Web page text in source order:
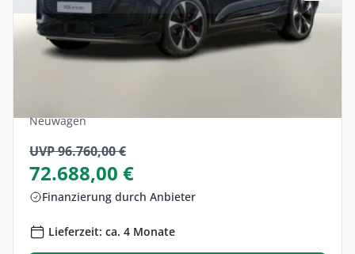
Privat & Gewerbe
Audi SQ6 e-tron Tech+ Matrix Nav
Neuwagen
UVP 96.760,00 €
72.688,00 €
Finanzierung durch Anbieter
Lieferzeit: ca. 4 Monate